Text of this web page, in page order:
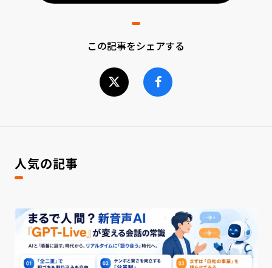
この記事をシェアする
人気の記事